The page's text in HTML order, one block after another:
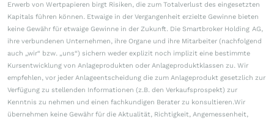
Erwerb von Wertpapieren birgt Risiken, die zum Totalverlust des eingesetzten
Kapitals führen können. Etwaige in der Vergangenheit erzielte Gewinne bieten
keine Gewähr für etwaige Gewinne in der Zukunft. Die Smartbroker Holding AG,
ihre verbundenen Unternehmen, ihre Organe und ihre Mitarbeiter (nachfolgend
auch „wir“ bzw. „uns“) sichern weder explizit noch implizit eine bestimmte
Kursentwicklung von Anlageprodukten oder Anlageproduktklassen zu. Wir
empfehlen, vor jeder Anlageentscheidung die zum Anlageprodukt gesetzlich zur
Verfügung zu stellenden Informationen (z.B. den Verkaufsprospekt) zur
Kenntnis zu nehmen und einen fachkundigen Berater zu konsultieren.Wir
übernehmen keine Gewähr für die Aktualität, Richtigkeit, Angemessenheit,